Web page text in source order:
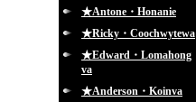
★Antone・Honanie
★Ricky・Coochwytewa
★Edward・Lomahong
va
★Anderson・Koinva